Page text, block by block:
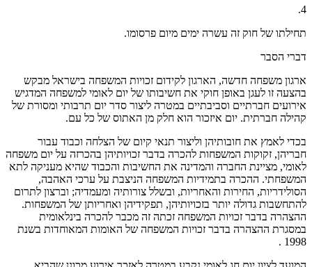
4.
תחילתו של חוק זה עשרה ימים מיום פרסומו.
דברי הסבר
ארגון משפחה חדשה, הארגון לקידום זכויות המשפחה בישראל מבקש
בהצעה זו לעגן באופן חוקי את חשיבותו של יום לאומי למשפחה המדגיש
אירועים חברתיים וסביבתיים במטרה ליצור סדר יום תרבותי ומסורת של
קהילה חברתית. יום איזכור הוא חלק מן האתוס של כל עם.
בכדי לאמץ את חובותיהן וליצור תנאי קיום של הצלחה וכבוד עבור
חבריהן, זקוקות המשפחות להכרה בדבר זכויותיהן בהכרזה על יום משפחה
לאומי, מציינת החברה והמדינה את החשיבות והכבוד שהיא מעניקה לתא
המשפחתי. ההכרה בתמידיות המשפחה הניצבת על ערכי האהבה,
הסולידריות, החירות והאחריות, ובשלל צורותיה ומעמדיה; וברצון לתרום
להתחשבות גדולה יותר בזכויותיהן, תפקידיהן ואחריותן של המשפחות.
ההצהרה בדבר זכויות המשפחה זכתה זה מכבר להכרה בינלאומית
במסגרת ההצהרה בדבר זכויות המשפחה של האומות המאוחדות בשנת
1998 .